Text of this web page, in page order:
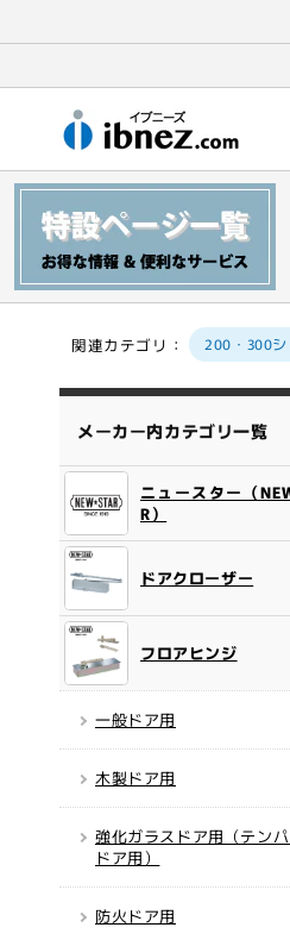
関連カテゴリ： 200・300シ
メーカー内カテゴリ一覧
ニュースター（
R）
ドアクローザー
フロアヒンジ
一般ドア用
木製ドア用
強化ガラスドア用（テン
ドア用）
防火ドア用